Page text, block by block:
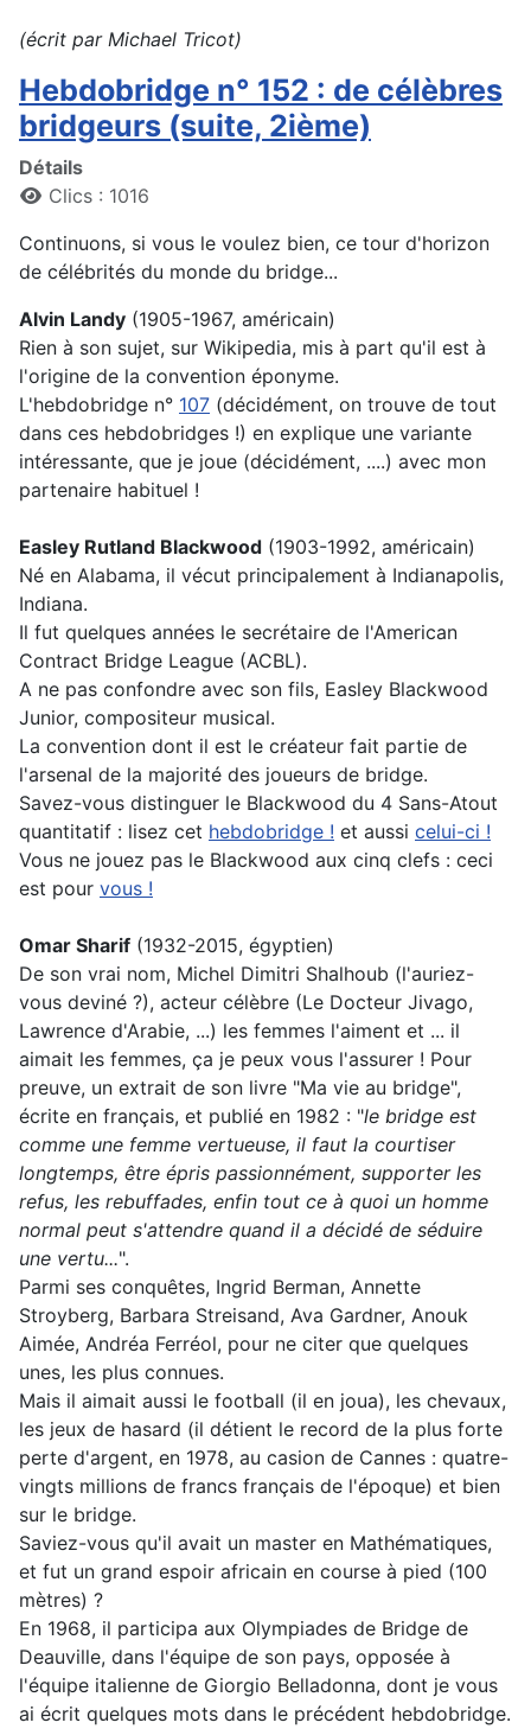
(écrit par Michael Tricot)
Hebdobridge n° 152 : de célèbres
bridgeurs (suite, 2ième)
Détails
Clics : 1016
Continuons, si vous le voulez bien, ce tour d'horizon
de célébrités du monde du bridge...
Alvin Landy (1905-1967, américain)
Rien à son sujet, sur Wikipedia, mis à part qu'il est à
l'origine de la convention éponyme.
L'hebdobridge n° 107 (décidément, on trouve de tout
dans ces hebdobridges !) en explique une variante
intéressante, que je joue (décidément, ....) avec mon
partenaire habituel !
Easley Rutland Blackwood (1903-1992, américain)
Né en Alabama, il vécut principalement à Indianapolis,
Indiana.
Il fut quelques années le secrétaire de l'American
Contract Bridge League (ACBL).
A ne pas confondre avec son fils, Easley Blackwood
Junior, compositeur musical.
La convention dont il est le créateur fait partie de
l'arsenal de la majorité des joueurs de bridge.
Savez-vous distinguer le Blackwood du 4 Sans-Atout
quantitatif : lisez cet hebdobridge ! et aussi celui-ci !
Vous ne jouez pas le Blackwood aux cinq clefs : ceci
est pour vous !
Omar Sharif (1932-2015, égyptien)
De son vrai nom, Michel Dimitri Shalhoub (l'auriez-
vous deviné ?), acteur célèbre (Le Docteur Jivago,
Lawrence d'Arabie, ...) les femmes l'aiment et ... il
aimait les femmes, ça je peux vous l'assurer ! Pour
preuve, un extrait de son livre "Ma vie au bridge",
écrite en français, et publié en 1982 : "le bridge est
comme une femme vertueuse, il faut la courtiser
longtemps, être épris passionnément, supporter les
refus, les rebuffades, enfin tout ce à quoi un homme
normal peut s'attendre quand il a décidé de séduire
une vertu...".
Parmi ses conquêtes, Ingrid Berman, Annette
Stroyberg, Barbara Streisand, Ava Gardner, Anouk
Aimée, Andréa Ferréol, pour ne citer que quelques
unes, les plus connues.
Mais il aimait aussi le football (il en joua), les chevaux,
les jeux de hasard (il détient le record de la plus forte
perte d'argent, en 1978, au casion de Cannes : quatre-
vingts millions de francs français de l'époque) et bien
sur le bridge.
Saviez-vous qu'il avait un master en Mathématiques,
et fut un grand espoir africain en course à pied (100
mètres) ?
En 1968, il participa aux Olympiades de Bridge de
Deauville, dans l'équipe de son pays, opposée à
l'équipe italienne de Giorgio Belladonna, dont je vous
ai écrit quelques mots dans le précédent hebdobridge.